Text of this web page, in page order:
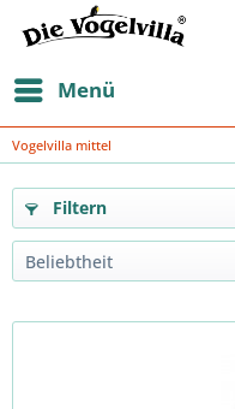
Menü
Vogelvilla mittel
Filtern